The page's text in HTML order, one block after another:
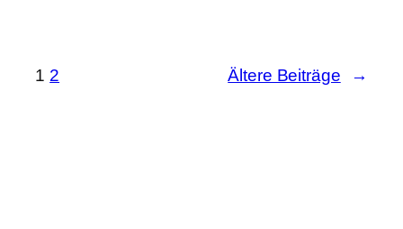
1 2 Ältere Beiträge →